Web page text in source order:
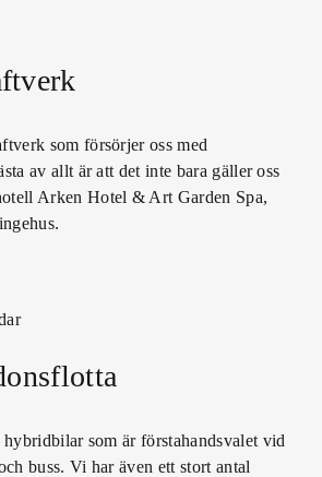
som försörjer oss med
av allt är att det inte bara gäller oss
Arken Hotel & Art Garden Spa,
som är förstahandsvalet vid
buss. Vi har även ett stort antal